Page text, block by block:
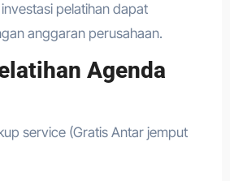
pelatihan dapat
anggaran perusahaan.
Agenda
service (Gratis Antar jemput